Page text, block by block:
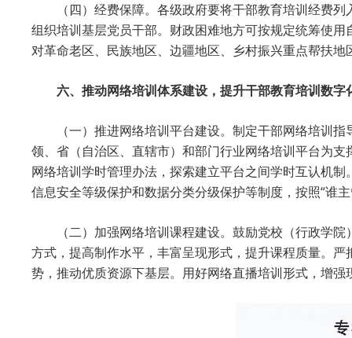
（四）经费保障。各级政府要将干部教育培训经费
组织培训基层党员干部。财政困难地方可按规定统筹使
对革命老区、民族地区、边疆地区、乡村振兴重点帮扶
六、推动网络培训体系建设，提升干部教育培训数字
（一）推进网络培训平台建设。制定干部网络培训
领、省（自治区、直辖市）和部门行业网络培训平台为
网络培训学时管理办法，探索建立平台之间学时互认机
信息安全等级保护和数据分类分级保护等制度，按照“谁
（二）加强网络培训课程建设。鼓励党校（行政学
方式，提高制作水平，丰富呈现形式，提升课程质量。
势，推动优质资源下基层。用好网络直播培训形式，增